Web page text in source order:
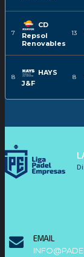
7
CD
Repsol
Renovables
13
8
HAYS
J&F
8
EMAIL